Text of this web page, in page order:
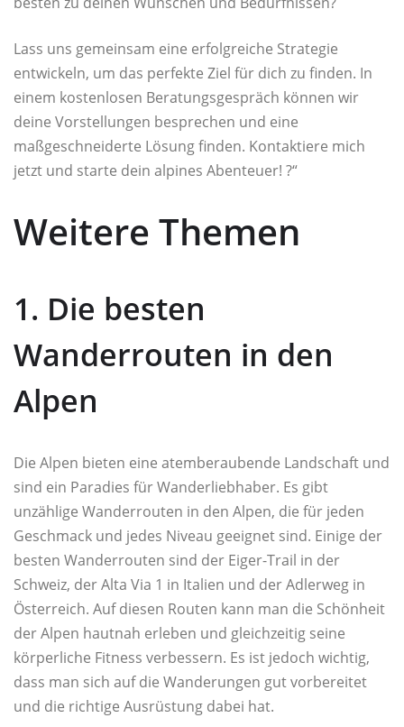
Lass uns gemeinsam eine erfolgreiche Strategie
entwickeln, um das perfekte Ziel für dich zu finden. In
einem kostenlosen Beratungsgespräch können wir
deine Vorstellungen besprechen und eine
maßgeschneiderte Lösung finden. Kontaktiere mich
jetzt und starte dein alpines Abenteuer! ?“
Weitere Themen
1. Die besten
Wanderrouten in den
Alpen
Die Alpen bieten eine atemberaubende Landschaft und
sind ein Paradies für Wanderliebhaber. Es gibt
unzählige Wanderrouten in den Alpen, die für jeden
Geschmack und jedes Niveau geeignet sind. Einige der
besten Wanderrouten sind der Eiger-Trail in der
Schweiz, der Alta Via 1 in Italien und der Adlerweg in
Österreich. Auf diesen Routen kann man die Schönheit
der Alpen hautnah erleben und gleichzeitig seine
körperliche Fitness verbessern. Es ist jedoch wichtig,
dass man sich auf die Wanderungen gut vorbereitet
und die richtige Ausrüstung dabei hat.